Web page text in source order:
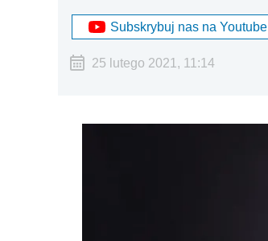
Subskrybuj nas na Youtube
25 lutego 2021, 11:14